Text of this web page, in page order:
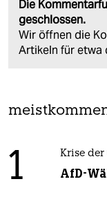
Die
geschlossen.
Wir öffnen die
Artikeln für etwa
1 Krise der
AfD-